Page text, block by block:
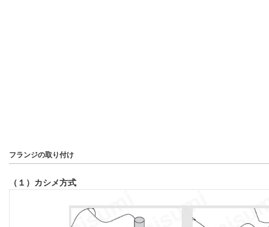
フランジの取り付け
（１）カシメ方式